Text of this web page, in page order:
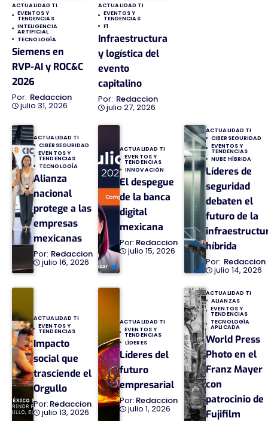
ACTUALIDAD TI
EVENTOS Y
TENDENCIAS
INTELIGENCIA
ARTIFICIAL
TECNOLOGÍA
Siemens en
RVP-AI y ROC&C
2026
Redaccion
julio 31, 2026
ACTUALIDAD TI
EVENTOS Y
TENDENCIAS
F1
Infraestructura
y logística del
evento
capitalino
Redaccion
julio 27, 2026
ACTUALIDAD TI
CIBERSEGURIDAD
EVENTOS Y
TENDENCIAS
TECNOLOGÍA
Alianza
nacional
protege a las
empresas
mexicanas
Redaccion
julio 16, 2026
ACTUALIDAD TI
EVENTOS Y
TENDENCIAS
INNOVACIÓN
El despegue
de la banca
digital
mexicana
Redaccion
julio 15, 2026
ACTUALIDAD TI
CIBERSEGURIDAD
EVENTOS Y
TENDENCIAS
NUBE HÍBRIDA
Líderes de
seguridad
debaten el
futuro de la
híbrida
Redaccion
julio 14, 2026
ACTUALIDAD TI
EVENTOS Y
TENDENCIAS
Impacto
social que
trasciende el
Orgullo
Redaccion
julio 13, 2026
ACTUALIDAD TI
EVENTOS Y
TENDENCIAS
LÍDERES
Líderes del
futuro
empresarial
Redaccion
julio 1, 2026
ACTUALIDAD TI
ALIANZAS
EVENTOS Y
TENDENCIAS
TECNOLOGÍA
APLICADA
World Press
Photo en el
Franz Mayer
con
patrocinio de
Fujifilm